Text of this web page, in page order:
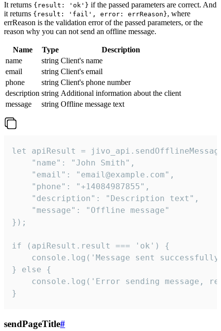
It returns {result: 'ok'} if the passed parameters are correct. And
it returns {result: 'fail', error: errReason}, where
errReason is the validation error of the passed parameters, or the
reason why you can not send an offline message.
Name Type
Description
name
string Client's name
email
string Client's email
phone
string Client's phone number
description string Additional information about the client
message
string Offline message text
let apiResult =
    "name": "John Smith",
    "email": "email@example.com",
    "phone": "+14084987855",
    "description": "Description text",
    "message": "Offline message"
});
if (apiResult.result === 'ok') {
console.log('Message sent
} else {
console.log('Error sending message,
}
sendPageTitle#